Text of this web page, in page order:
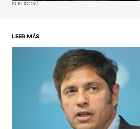
ENVIAR COMENTARIO
PUBLICIDAD
LEER MÁS